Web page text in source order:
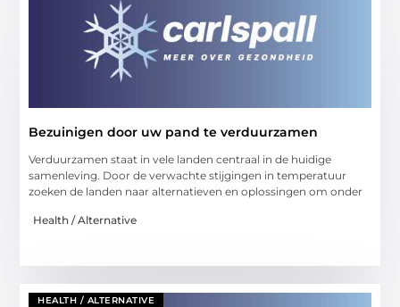
Bezuinigen door uw pand te verduurzamen
Verduurzamen staat in vele landen centraal in de huidige
samenleving. Door de verwachte stijgingen in temperatuur
zoeken de landen naar alternatieven en oplossingen om onder
Health / Alternative
HEALTH / ALTERNATIVE